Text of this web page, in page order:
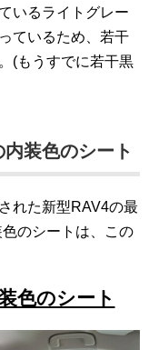
いるライトグレー
ているため、若干
(もうすでに若干黒
装色のシート
れた新型RAV4の最
色のシートは、この
色のシート